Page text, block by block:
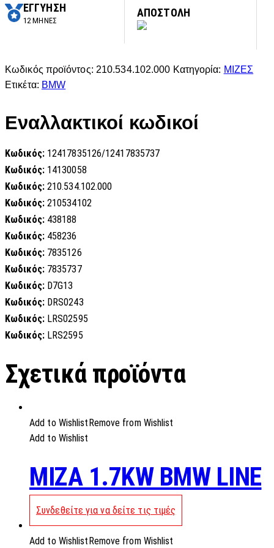
ΕΓΓΥΗΣΗ
12 ΜΗΝΕΣ
ΑΠΟΣΤΟΛΗ
Κωδικός προϊόντος: 210.534.102.000 Κατηγορία: ΜΙΖΕΣ
Ετικέτα: BMW
Εναλλακτικοί κωδικοί
Κωδικός: 12417835126/12417835737
Κωδικός: 14130058
Κωδικός: 210.534.102.000
Κωδικός: 210534102
Κωδικός: 438188
Κωδικός: 458236
Κωδικός: 7835126
Κωδικός: 7835737
Κωδικός: D7G13
Κωδικός: DRS0243
Κωδικός: LRS02595
Κωδικός: LRS2595
Σχετικά προϊόντα
Add to Wishlist Remove from Wishlist
Add to Wishlist
MIZA 1.7KW BMW LINE
Συνδεθείτε για να δείτε τις τιμές
Add to Wishlist Remove from Wishlist